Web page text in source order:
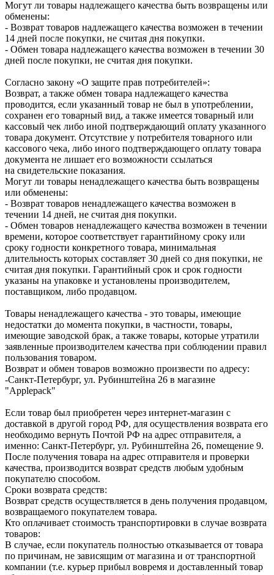
Могут ли товары надлежащего качества быть возвращены или
обменены:
- Возврат товаров надлежащего качества возможен в течении
14 дней после покупки, не считая дня покупки.
- Обмен товара надлежащего качества возможен в течении 30
дней после покупки, не считая дня покупки.
Согласно закону «О защите прав потребителей»:
Возврат, а также обмен товара надлежащего качества
проводится, если указанный товар не был в употреблении,
сохранен его товарный вид, а также имеется товарный или
кассовый чек либо иной подтверждающий оплату указанного
товара документ. Отсутствие у потребителя товарного или
кассового чека, либо иного подтверждающего оплату товара
документа не лишает его возможности ссылаться
на свидетельские показания.
Могут ли товары ненадлежащего качества быть возвращены
или обменены:
- Возврат товаров ненадлежащего качества возможен в
течении 14 дней, не считая дня покупки.
- Обмен товаров ненадлежащего качества возможен в течении
времени, которое соответствует гарантийному сроку или
сроку годности конкретного товара, минимальная
длительность которых составляет 30 дней со дня покупки, не
считая дня покупки. Гарантийный срок и срок годности
указаны на упаковке и установлены производителем,
поставщиком, либо продавцом.
Товары ненадлежащего качества - это товары, имеющие
недостатки до момента покупки, в частности, товары,
имеющие заводской брак, а также товары, которые утратили
заявленные производителем качества при соблюдении правил
пользования товаром.
Возврат и обмен товаров возможно произвести по адресу:
-Санкт-Петербург, ул. Рубинштейна 26 в магазине
"Applepack"
Если товар был приобретен через интернет-магазин с
доставкой в другой город РФ, для осуществления возврата его
необходимо вернуть Почтой РФ на адрес отправителя, а
именно: Санкт-Петербург, ул. Рубинштейна 26, помещение 9.
После получения товара на адрес отправителя и проверки
качества, производится возврат средств любым удобным
покупателю способом.
Сроки возврата средств:
Возврат средств осуществляется в день получения продавцом,
возвращаемого покупателем товара.
Кто оплачивает стоимость транспортировки в случае возврата
товаров:
В случае, если покупатель полностью отказывается от товара
по причинам, не зависящим от магазина и от транспортной
компании (т.е. курьер прибыл вовремя и доставленный товар